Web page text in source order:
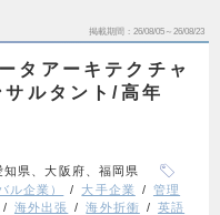
掲載期間 26/08/05～26/08/23
タアーキテクチャ
ルタント/高年
知県、大阪府、福岡県
ル企業） 大手企業
管理
海外出張 海外折衝
英語